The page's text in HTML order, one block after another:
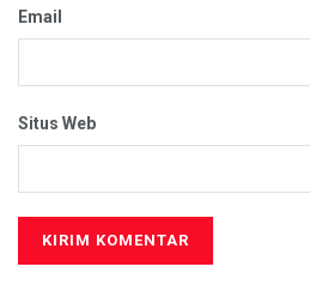
Email
Situs Web